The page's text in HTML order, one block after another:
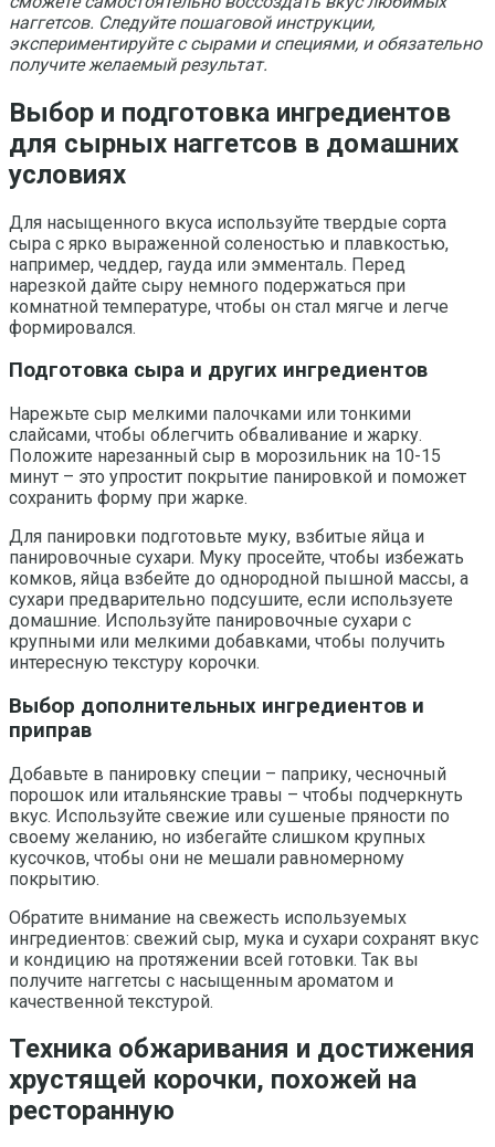
наггетсов. Следуйте пошаговой инструкции,
экспериментируйте с сырами и специями, и обязательно
получите желаемый результат.
Выбор и подготовка ингредиентов
для сырных наггетсов в домашних
условиях
Для насыщенного вкуса используйте твердые сорта
сыра с ярко выраженной соленостью и плавкостью,
например, чеддер, гауда или эмменталь. Перед
нарезкой дайте сыру немного подержаться при
комнатной температуре, чтобы он стал мягче и легче
формировался.
Подготовка сыра и других ингредиентов
Нарежьте сыр мелкими палочками или тонкими
слайсами, чтобы облегчить обваливание и жарку.
Положите нарезанный сыр в морозильник на 10-15
минут – это упростит покрытие панировкой и поможет
сохранить форму при жарке.
Для панировки подготовьте муку, взбитые яйца и
панировочные сухари. Муку просейте, чтобы избежать
комков, яйца взбейте до однородной пышной массы, а
сухари предварительно подсушите, если используете
домашние. Используйте панировочные сухари с
крупными или мелкими добавками, чтобы получить
интересную текстуру корочки.
Выбор дополнительных ингредиентов и
приправ
Добавьте в панировку специи – паприку, чесночный
порошок или итальянские травы – чтобы подчеркнуть
вкус. Используйте свежие или сушеные пряности по
своему желанию, но избегайте слишком крупных
кусочков, чтобы они не мешали равномерному
покрытию.
Обратите внимание на свежесть используемых
ингредиентов: свежий сыр, мука и сухари сохранят вкус
и кондицию на протяжении всей готовки. Так вы
получите наггетсы с насыщенным ароматом и
качественной текстурой.
Техника обжаривания и достижения
хрустящей корочки, похожей на
ресторанную